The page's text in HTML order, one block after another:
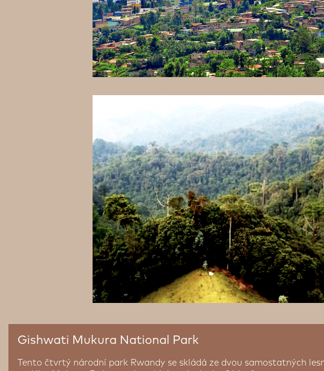
Gishwati Mukura National Park
Tento čtvrtý národní park Rwandy se skládá ze dvou samostatných